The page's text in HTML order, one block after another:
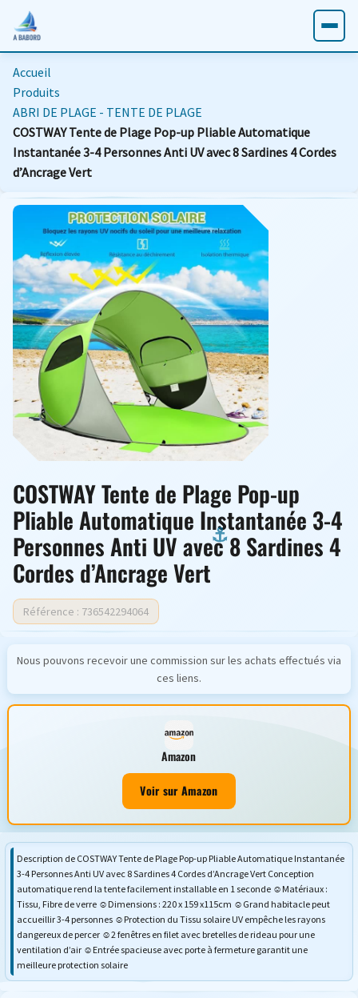
Accueil
Produits
ABRI DE PLAGE - TENTE DE PLAGE
COSTWAY Tente de Plage Pop-up Pliable Automatique
Instantanée 3-4 Personnes Anti UV avec 8 Sardines 4 Cordes
d’Ancrage Vert
COSTWAY Tente de Plage Pop-up
Pliable Automatique Instantanée 3-4
Personnes Anti UV avec 8 Sardines 4
Cordes d’Ancrage Vert
Référence : 736542294064
Nous pouvons recevoir une commission sur les achats effectués via
ces liens.
Amazon
Voir sur Amazon
Description de COSTWAY Tente de Plage Pop-up Pliable Automatique Instantanée
3-4 Personnes Anti UV avec 8 Sardines 4 Cordes d’Ancrage Vert Conception
automatique rend la tente facilement installable en 1 seconde ☺Matériaux :
Tissu, Fibre de verre ☺Dimensions : 220 x 159 x115cm ☺Grand habitacle peut
accueillir 3-4 personnes ☺Protection du Tissu solaire UV empêche les rayons
dangereux de percer ☺2 fenêtres en filet avec bretelles de rideau pour une
ventilation d’air ☺Entrée spacieuse avec porte à fermeture garantit une
meilleure protection solaire